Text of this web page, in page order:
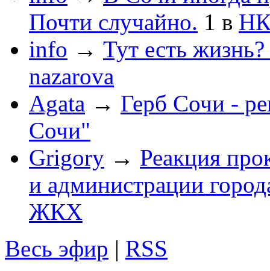
Почти случайно. 1 в
info → Тут есть
nazarova
Agata → Герб Сочи -
Сочи"
Grigory → Реакция
и администрации
ЖКХ
Весь эфир | RSS